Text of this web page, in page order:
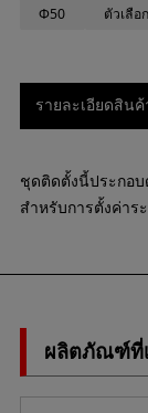
Φ50 ตัวเลือก
รายละเอียดสินค้
ชุดติดตั้งนี้ประกอบ
สำหรับการตั้งค่าร
ผลิตภัณฑ์ที่